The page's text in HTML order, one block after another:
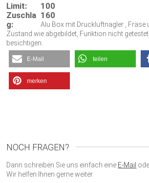
Limit:
100
Zuschla
g:
160
Alu Box mit Druckluftnagler , Fräse
Zustand wie abgebildet, Funktion nicht
besichtigen.
E-Mail teilen
merken
NOCH FRAGEN?
Dann schreiben Sie uns einfach eine E-Mail
Wir helfen Ihnen gerne weiter.